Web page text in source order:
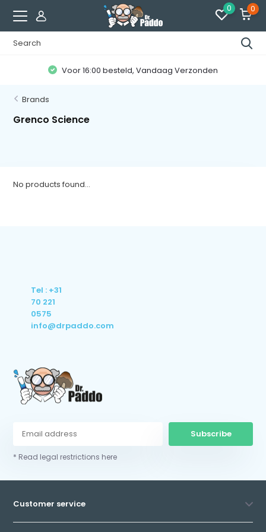
0 0
Voor 16:00 besteld, Vandaag Verzonden
Brands
Grenco Science
No products found...
Tel : +31
70 221
0575
info@drpaddo.com
Subscribe
* Read legal restrictions here
Customer service